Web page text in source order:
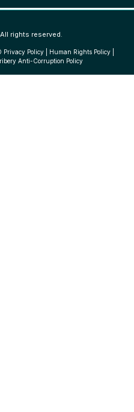
rights reserved.
Privacy Policy| Human Rights Policy|
Anti-Corruption Policy